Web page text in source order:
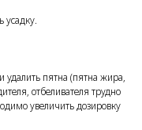
усадку.
пятна (пятна жира,
отбеливателя трудно
увеличить дозировку